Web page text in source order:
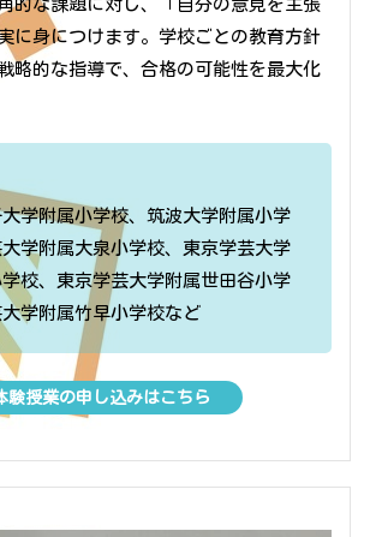
的な課題に対し、「自分の意見を主張
に身につけます。学校ごとの教育方針
略的な指導で、合格の可能性を最大化
学附属小学校、筑波大学附属小学
学附属大泉小学校、東京学芸大学
校、東京学芸大学附属世田谷小学
学附属竹早小学校など
授業の申し込みはこちら